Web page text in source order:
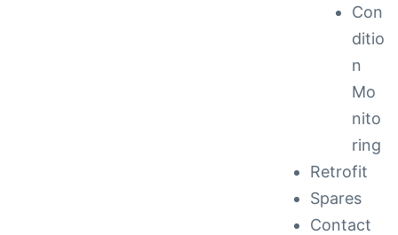
Con
ditio
n
Mo
nito
ring
Retrofit
Spares
Contact